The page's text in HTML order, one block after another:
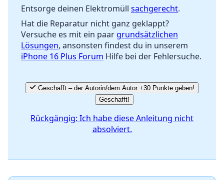
Entsorge deinen Elektromüll sachgerecht.
Hat die Reparatur nicht ganz geklappt?
Versuche es mit ein paar grundsätzlichen
Lösungen, ansonsten findest du in unserem
iPhone 16 Plus Forum Hilfe bei der Fehlersuche.
Geschafft – der Autorin/dem Autor +30 Punkte geben!
Geschafft!
Rückgängig: Ich habe diese Anleitung nicht
absolviert.